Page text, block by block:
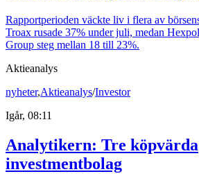
Rapportperioden väckte liv i flera av
Troax rusade 37% under juli, medan
Group steg mellan 18 till 23%.
Aktieanalys
nyheter,Aktieanalys/Investor
Igår, 08:11
Analytikern: Tre köpvärda
investmentbolag